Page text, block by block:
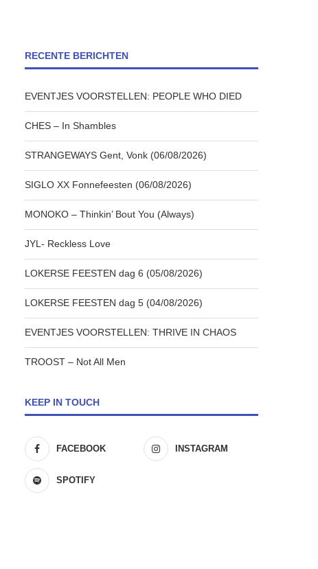
RECENTE BERICHTEN
EVENTJES VOORSTELLEN: PEOPLE WHO DIED
CHES – In Shambles
STRANGEWAYS Gent, Vonk (06/08/2026)
SIGLO XX Fonnefeesten (06/08/2026)
MONOKO – Thinkin’ Bout You (Always)
JYL- Reckless Love
LOKERSE FEESTEN dag 6 (05/08/2026)
LOKERSE FEESTEN dag 5 (04/08/2026)
EVENTJES VOORSTELLEN: THRIVE IN CHAOS
TROOST – Not All Men
KEEP IN TOUCH
FACEBOOK INSTAGRAM
SPOTIFY